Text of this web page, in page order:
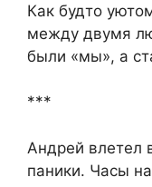
Как будто
между двумя
были «мы», а
***
Андрей влетел
паники. Часы